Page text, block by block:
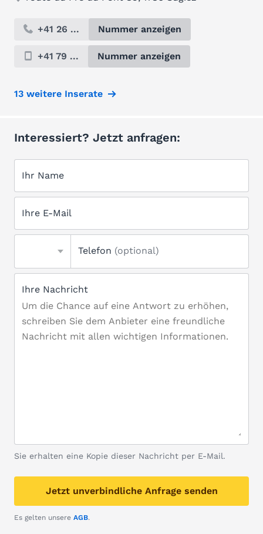
+41 26 ... Nummer anzeigen
+41 79 ... Nummer anzeigen
13 weitere Inserate
Interessiert? Jetzt anfragen:
Ihr Name
Ihre E-Mail
Telefon (optional)
Ihre Nachricht
Sie erhalten eine Kopie dieser Nachricht per E-Mail.
Jetzt unverbindliche Anfrage senden
Es gelten unsere AGB.